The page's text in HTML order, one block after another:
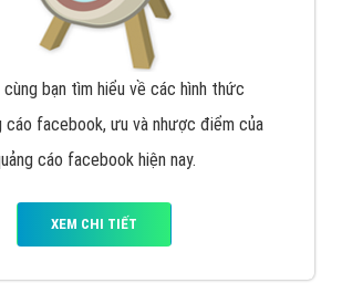
bạn tìm hiểu về các hình thức
cáo facebook, ưu và nhược điểm của
cáo facebook hiện nay.
XEM CHI TIẾT